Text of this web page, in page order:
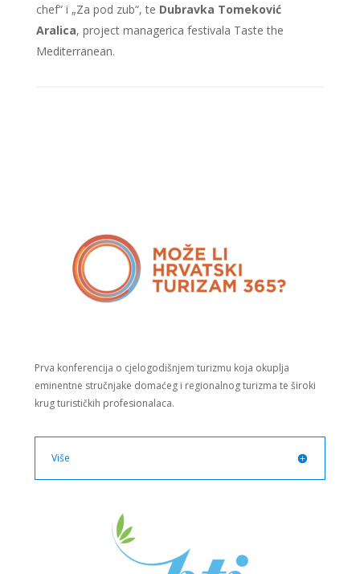
chef“ i „Za pod zub“, te Dubravka Tomeković
Aralica, project managerica festivala Taste the
Mediterranean.
Prva konferencija o cjelogodišnjem turizmu koja okuplja
eminentne stručnjake domaćeg i regionalnog turizma te široki
krug turističkih profesionalaca.
Više